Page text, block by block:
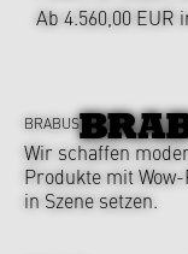
Ab 4.560,00 EUR
BRABUS
Wir schaffen
Produkte mit
in Szene setzen.